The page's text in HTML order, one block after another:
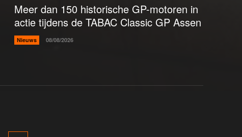
Meer dan 150 historische GP-motoren in
actie tijdens de TABAC Classic GP Assen
Nieuws 08/08/2026